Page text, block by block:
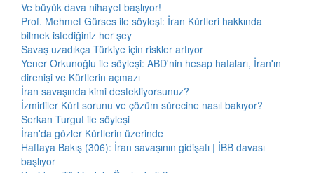
Ve büyük dava nihayet başlıyor!
Prof. Mehmet Gürses ile söyleşi: İran Kürtleri hakkında
bilmek istediğiniz her şey
Savaş uzadıkça Türkiye için riskler artıyor
Yener Orkunoğlu ile söyleşi: ABD'nin hesap hataları, İran'ın
direnişi ve Kürtlerin açmazı
İran savaşında kimi destekliyorsunuz?
İzmirliler Kürt sorunu ve çözüm sürecine nasıl bakıyor?
Serkan Turgut ile söyleşi
İran'da gözler Kürtlerin üzerinde
Haftaya Bakış (306): İran savaşının gidişatı | İBB davası
başlıyor